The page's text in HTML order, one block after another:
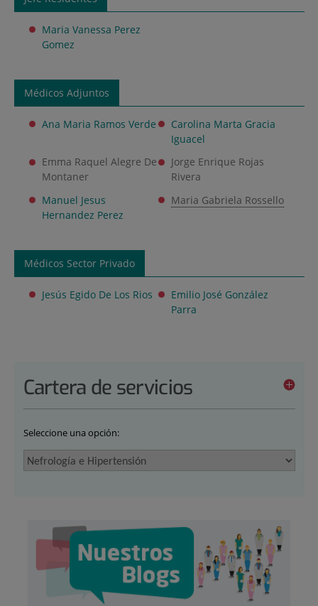
Maria Vanessa Perez
Gomez
Médicos Adjuntos
Ana Maria Ramos Verde
Carolina Marta Gracia
Iguacel
Emma Raquel Alegre De
Montaner
Jorge Enrique Rojas
Rivera
Manuel Jesus
Hernandez Perez
Maria Gabriela Rossello
Médicos Sector Privado
Jesús Egido De Los Rios
Emilio José González
Parra
Cartera de servicios
Seleccione una opción: